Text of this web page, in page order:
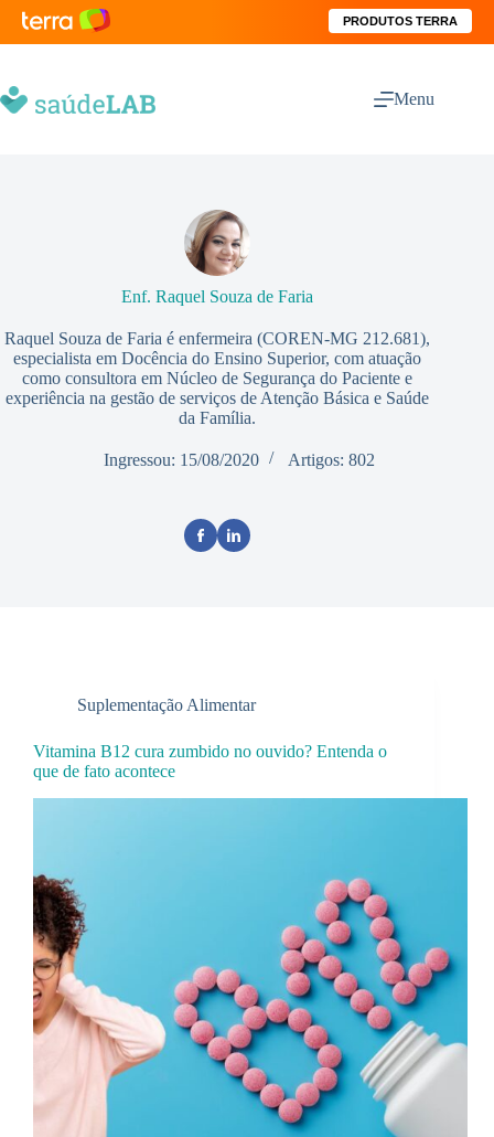
PRODUTOS TERRA
Menu
Enf. Raquel Souza de Faria
Raquel Souza de Faria é enfermeira (COREN-MG 212.681),
especialista em Docência do Ensino Superior, com atuação
como consultora em Núcleo de Segurança do Paciente e
experiência na gestão de serviços de Atenção Básica e Saúde
da Família.
Ingressou: 15/08/2020 Artigos: 802
Suplementação Alimentar
Vitamina B12 cura zumbido no ouvido? Entenda o
que de fato acontece